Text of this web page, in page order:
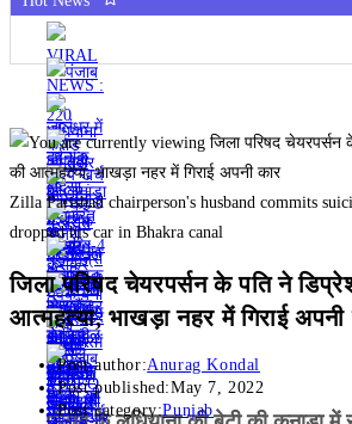
Zilla Parishad chairperson's husband commits
dropped his car in Bhakra canal
जिला परिषद चेयरपर्सन के पति ने
आत्महत्या, भाखड़ा नहर में गिराई अपनी
Post author:Anurag Kondal
Post published:May 7, 2022
Post category:Punjab